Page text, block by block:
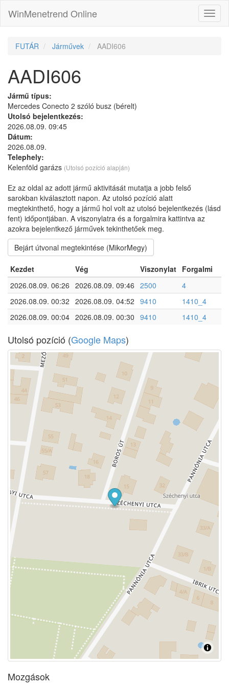
WinMenetrend Online
FUTÁR Járművek AADI606
AADI606
Jármű típus:
Mercedes Conecto 2 szóló busz (bérelt)
Utolsó bejelentkezés:
2026.08.09. 09:45
Dátum:
2026.08.09.
Telephely:
Kelenföld garázs (Utolsó pozíció alapján)
Ez az oldal az adott jármű aktivitását mutatja a jobb felső
sarokban kiválasztott napon. Az utolsó pozíció alatt
megtekinthető, hogy a jármű hol volt az utolsó bejelentkezés (lásd
fent) időpontjában. A viszonylatra és a forgalmira kattintva az
azokra bejelentkező járművek tekinthetőek meg.
Bejárt útvonal megtekintése (MikorMegy)
Kezdet Vég Viszonylat Forgalmi
2026.08.09. 06:26 2026.08.09. 09:46 2500
4
2026.08.09. 00:32 2026.08.09. 04:52 9410
1410_4
2026.08.09. 00:04 2026.08.09. 00:30 9410 1410_4
Utolsó pozíció (Google Maps)
Mozgások